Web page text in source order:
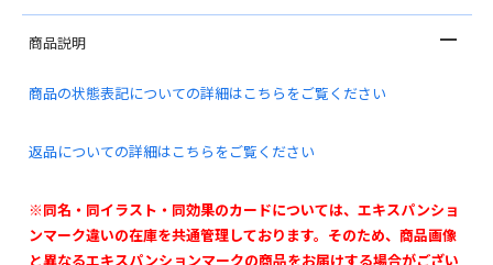
商品説明
商品の状態表記についての詳細はこちらをご覧ください
返品についての詳細はこちらをご覧ください
※同名・同イラスト・同効果のカードについては、エキスパンショ
ンマーク違いの在庫を共通管理しております。そのため、商品画像
と異なるエキスパンションマークの商品をお届けする場合がござい